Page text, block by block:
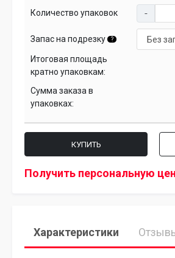
Количество упаковок
Запас на подрезку ?
Итоговая площадь
кратно упаковкам:
Сумма заказа в
упаковках:
КУПИТЬ
Получить персональную
Характеристики